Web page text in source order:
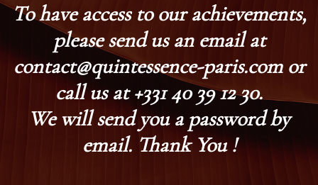
To have access to our achievements,
please send us an email at
contact@quintessence-paris.com or
call us at +331 40 39 12 30.
We will send you a password by
email. Thank You !